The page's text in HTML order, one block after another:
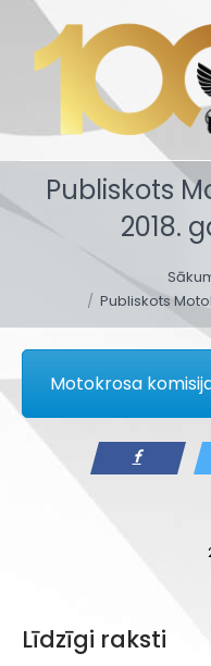
Publiskots
2018.
Publiskots
Motokrosa
Līdzīgi raksti